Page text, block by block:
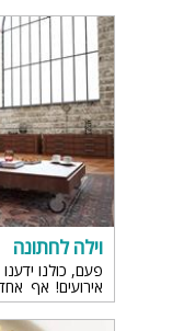
וילה לחתונה
פעם, כולנו
אירועים! אף
לקיום
לאירועים, כמו